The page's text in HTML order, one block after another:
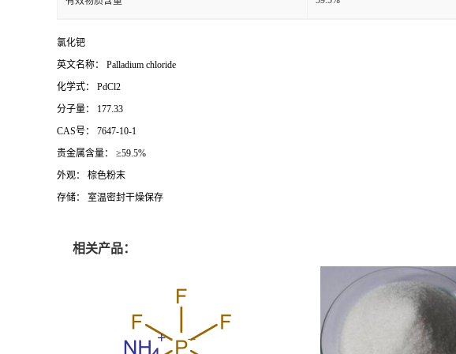
氯化钯
英文名称： Palladium chloride
化学式： PdCl2
分子量： 177.33
CAS号： 7647-10-1
贵金属含量： ≥59.5%
外观： 棕色粉末
存储： 室温密封干燥保存
相关产品：